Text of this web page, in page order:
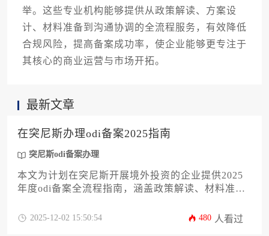
举。这些专业机构能够提供从政策解读、方案设
计、材料准备到沟通协调的全流程服务，有效降低
合规风险，提高备案成功率，使企业能够更专注于
其核心的商业运营与市场开拓。
最新文章
在突尼斯办理odi备案2025指南
突尼斯odi备案办理
本文为计划在突尼斯开展境外投资的企业提供2025
年度odi备案全流程指南，涵盖政策解读、材料准
投资特性和最新监管要求，帮助企业高效完成突尼
2025-12-02 15:50:54 480 人看过